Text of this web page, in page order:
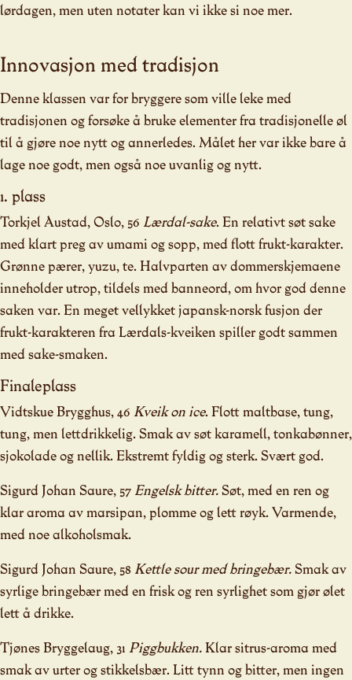
lørdagen, men uten notater kan vi ikke si noe mer.
Innovasjon med tradisjon
Denne klassen var for bryggere som ville leke med
tradisjonen og forsøke å bruke elementer fra tradisjonelle øl
til å gjøre noe nytt og annerledes. Målet her var ikke bare å
lage noe godt, men også noe uvanlig og nytt.
1. plass
Torkjel Austad, Oslo, 56 Lærdal-sake. En relativt søt sake
med klart preg av umami og sopp, med flott frukt-karakter.
Grønne pærer, yuzu, te. Halvparten av dommerskjemaene
inneholder utrop, tildels med banneord, om hvor god denne
saken var. En meget vellykket japansk-norsk fusjon der
frukt-karakteren fra Lærdals-kveiken spiller godt sammen
med sake-smaken.
Finaleplass
Vidtskue Brygghus, 46 Kveik on ice. Flott maltbase, tung,
tung, men lettdrikkelig. Smak av søt karamell, tonkabønner,
sjokolade og nellik. Ekstremt fyldig og sterk. Svært god.
Sigurd Johan Saure, 57Engelsk bitter.Søt, med en ren og
klar aroma av marsipan, plomme og lett røyk. Varmende,
med noe alkoholsmak.
Sigurd Johan Saure, 58Kettle sour med bringebær.Smak av
syrlige bringebær med en frisk og ren syrlighet som gjør ølet
lett å drikke.
Tjønes Bryggelaug, 31 Piggbukken.Klar sitrus-aroma med
smak av urter og stikkelsbær. Litt tynn og bitter, men ingen